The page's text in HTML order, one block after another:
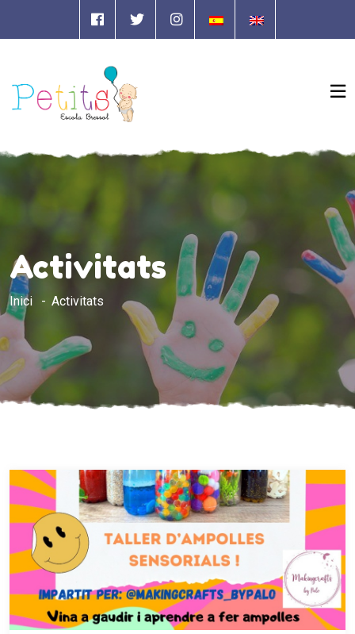
Activitats
Inici Activitats